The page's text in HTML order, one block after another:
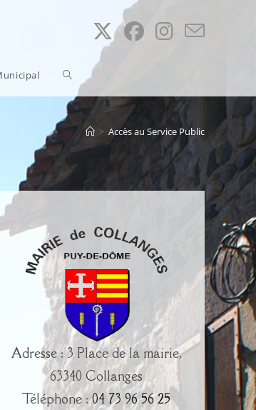
Toggle
website
search
> Accès au Service Public
Adresse : 3 Place de la mairie,
63340 Collanges
Téléphone :04 73 96 56 25